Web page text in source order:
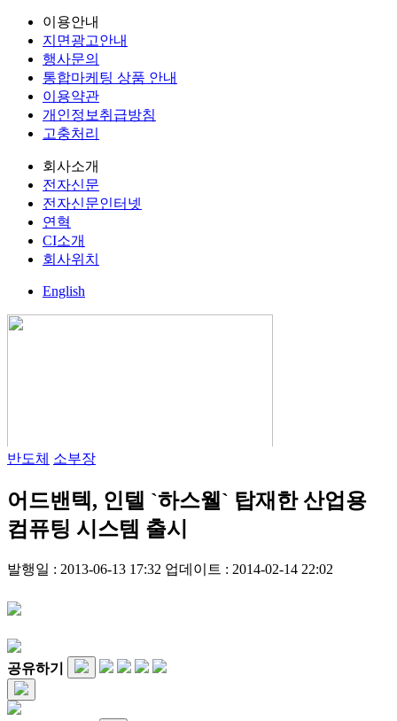
이용안내
지면광고안내
행사문의
통합마케팅 상품 안내
이용약관
개인정보취급방침
고충처리
회사소개
전자신문
전자신문인터넷
연혁
CI소개
회사위치
English
반도체 소부장
어드밴텍, 인텔 `하스웰` 탑재한 산업용
컴퓨팅 시스템 출시
발행일 : 2013-06-13 17:32 업데이트 : 2014-02-14 22:02
공유하기